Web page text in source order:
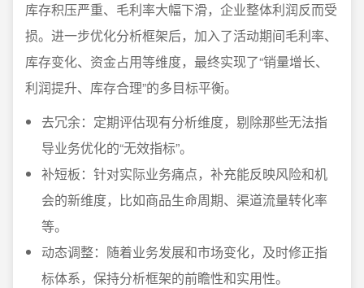
库存积压严重、毛利率大幅下滑，企业整体利润反而受
损。进一步优化分析框架后，加入了活动期间毛利率、
库存变化、资金占用等维度，最终实现了“销量增长、
利润提升、库存合理”的多目标平衡。
去冗余：定期评估现有分析维度，剔除那些无法指
导业务优化的“无效指标”。
补短板：针对实际业务痛点，补充能反映风险和机
会的新维度，比如商品生命周期、渠道流量转化率
等。
动态调整：随着业务发展和市场变化，及时修正指
标体系，保持分析框架的前瞻性和实用性。